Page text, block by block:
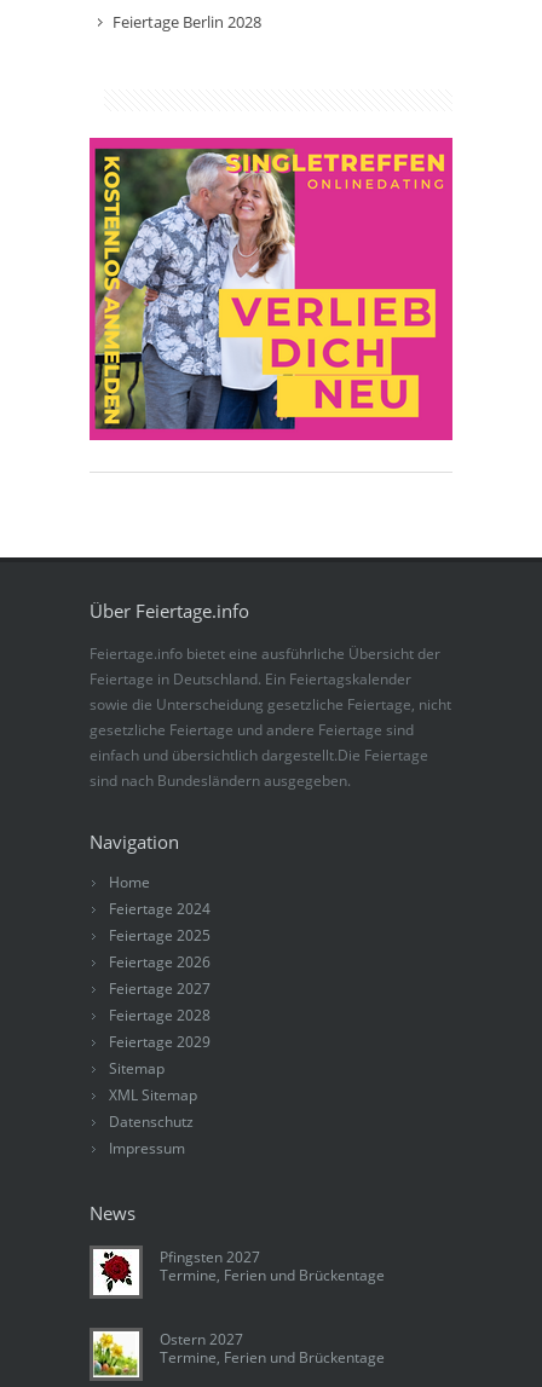
Feiertage Berlin 2028
Über Feiertage.info
Feiertage.info bietet eine ausführliche Übersicht der
Feiertage in Deutschland. Ein Feiertagskalender
sowie die Unterscheidung gesetzliche Feiertage, nicht
gesetzliche Feiertage und andere Feiertage sind
einfach und übersichtlich dargestellt.Die Feiertage
sind nach Bundesländern ausgegeben.
Navigation
Home
Feiertage 2024
Feiertage 2025
Feiertage 2026
Feiertage 2027
Feiertage 2028
Feiertage 2029
Sitemap
XML Sitemap
Datenschutz
Impressum
News
Pfingsten 2027
Termine, Ferien und Brückentage
Ostern 2027
Termine, Ferien und Brückentage